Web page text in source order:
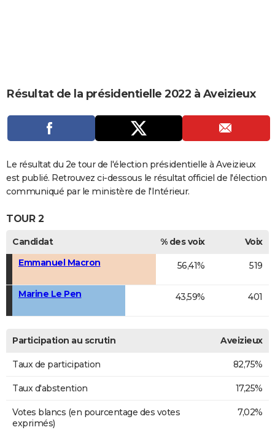
CARTE DE VOEUX
DICTIONNAIRE
Dictionnaire
Biographies
Expressions
Proverbes
PROGRAMME TV
COPAINS D'AVANT
S'inscrire
Se connecter
Lycées
Collèges
Primaires
Universités
Entreprises
Service militaire
Avis de recherche
AVIS DE DÉCÈS
FORUM
Bricolage
Culture
Television
Voyage
Résultat de la présidentielle 2022 à Aveizieux
Le résultat du 2e tour de l'élection présidentielle à Aveizieux
est publié. Retrouvez ci-dessous le résultat officiel de l'élection
communiqué par le ministère de l'Intérieur.
TOUR 2
Candidat % des voix
Voix
Emmanuel Macron
56,41% 519
Marine Le Pen 43,59% 401
Participation au scrutin Aveizieux
Taux de participation 82,75%
Taux d'abstention 17,25%
Votes blancs (en pourcentage des votes
exprimés)
7,02%